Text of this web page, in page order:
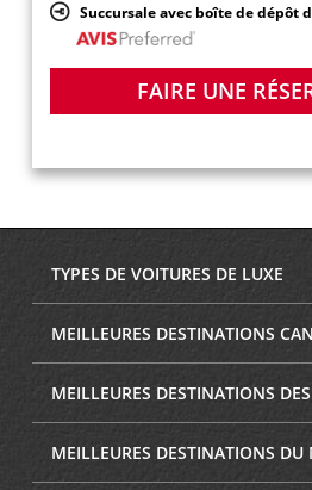
Succursale avec boîte de dépôt
FAIRE UNE
TYPES DE VOITURES DE LUXE
MEILLEURES DESTINATIONS
MEILLEURES DESTINATIONS
MEILLEURES DESTINATIONS DU